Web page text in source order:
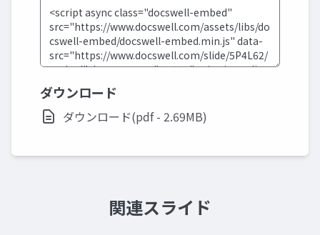
ダウンロード
ダウンロード(pdf - 2.69MB)
関連スライド